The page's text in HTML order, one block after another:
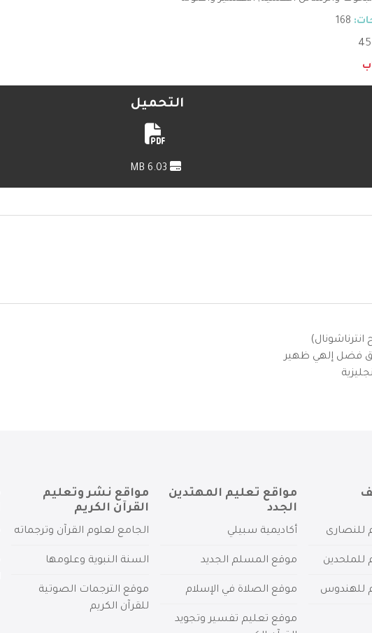
168
التحميل
فضل إلهي ظهير
للنصارى
للملحدين
للهندوس
مواقع تعليم المهتدين
الجدد
أكاديمية سبيلي
موقع المسلم الجديد
موقع الصلاة في الإسلام
موقع تعليم تفسير وتجويد
مواقع نشر وتعليم
القرآن الكريم
الجامع لعلوم القرآن وترجماته
السنة النبوية وعلومها
موقع الترجمات الصوتية
للقرآن الكريم